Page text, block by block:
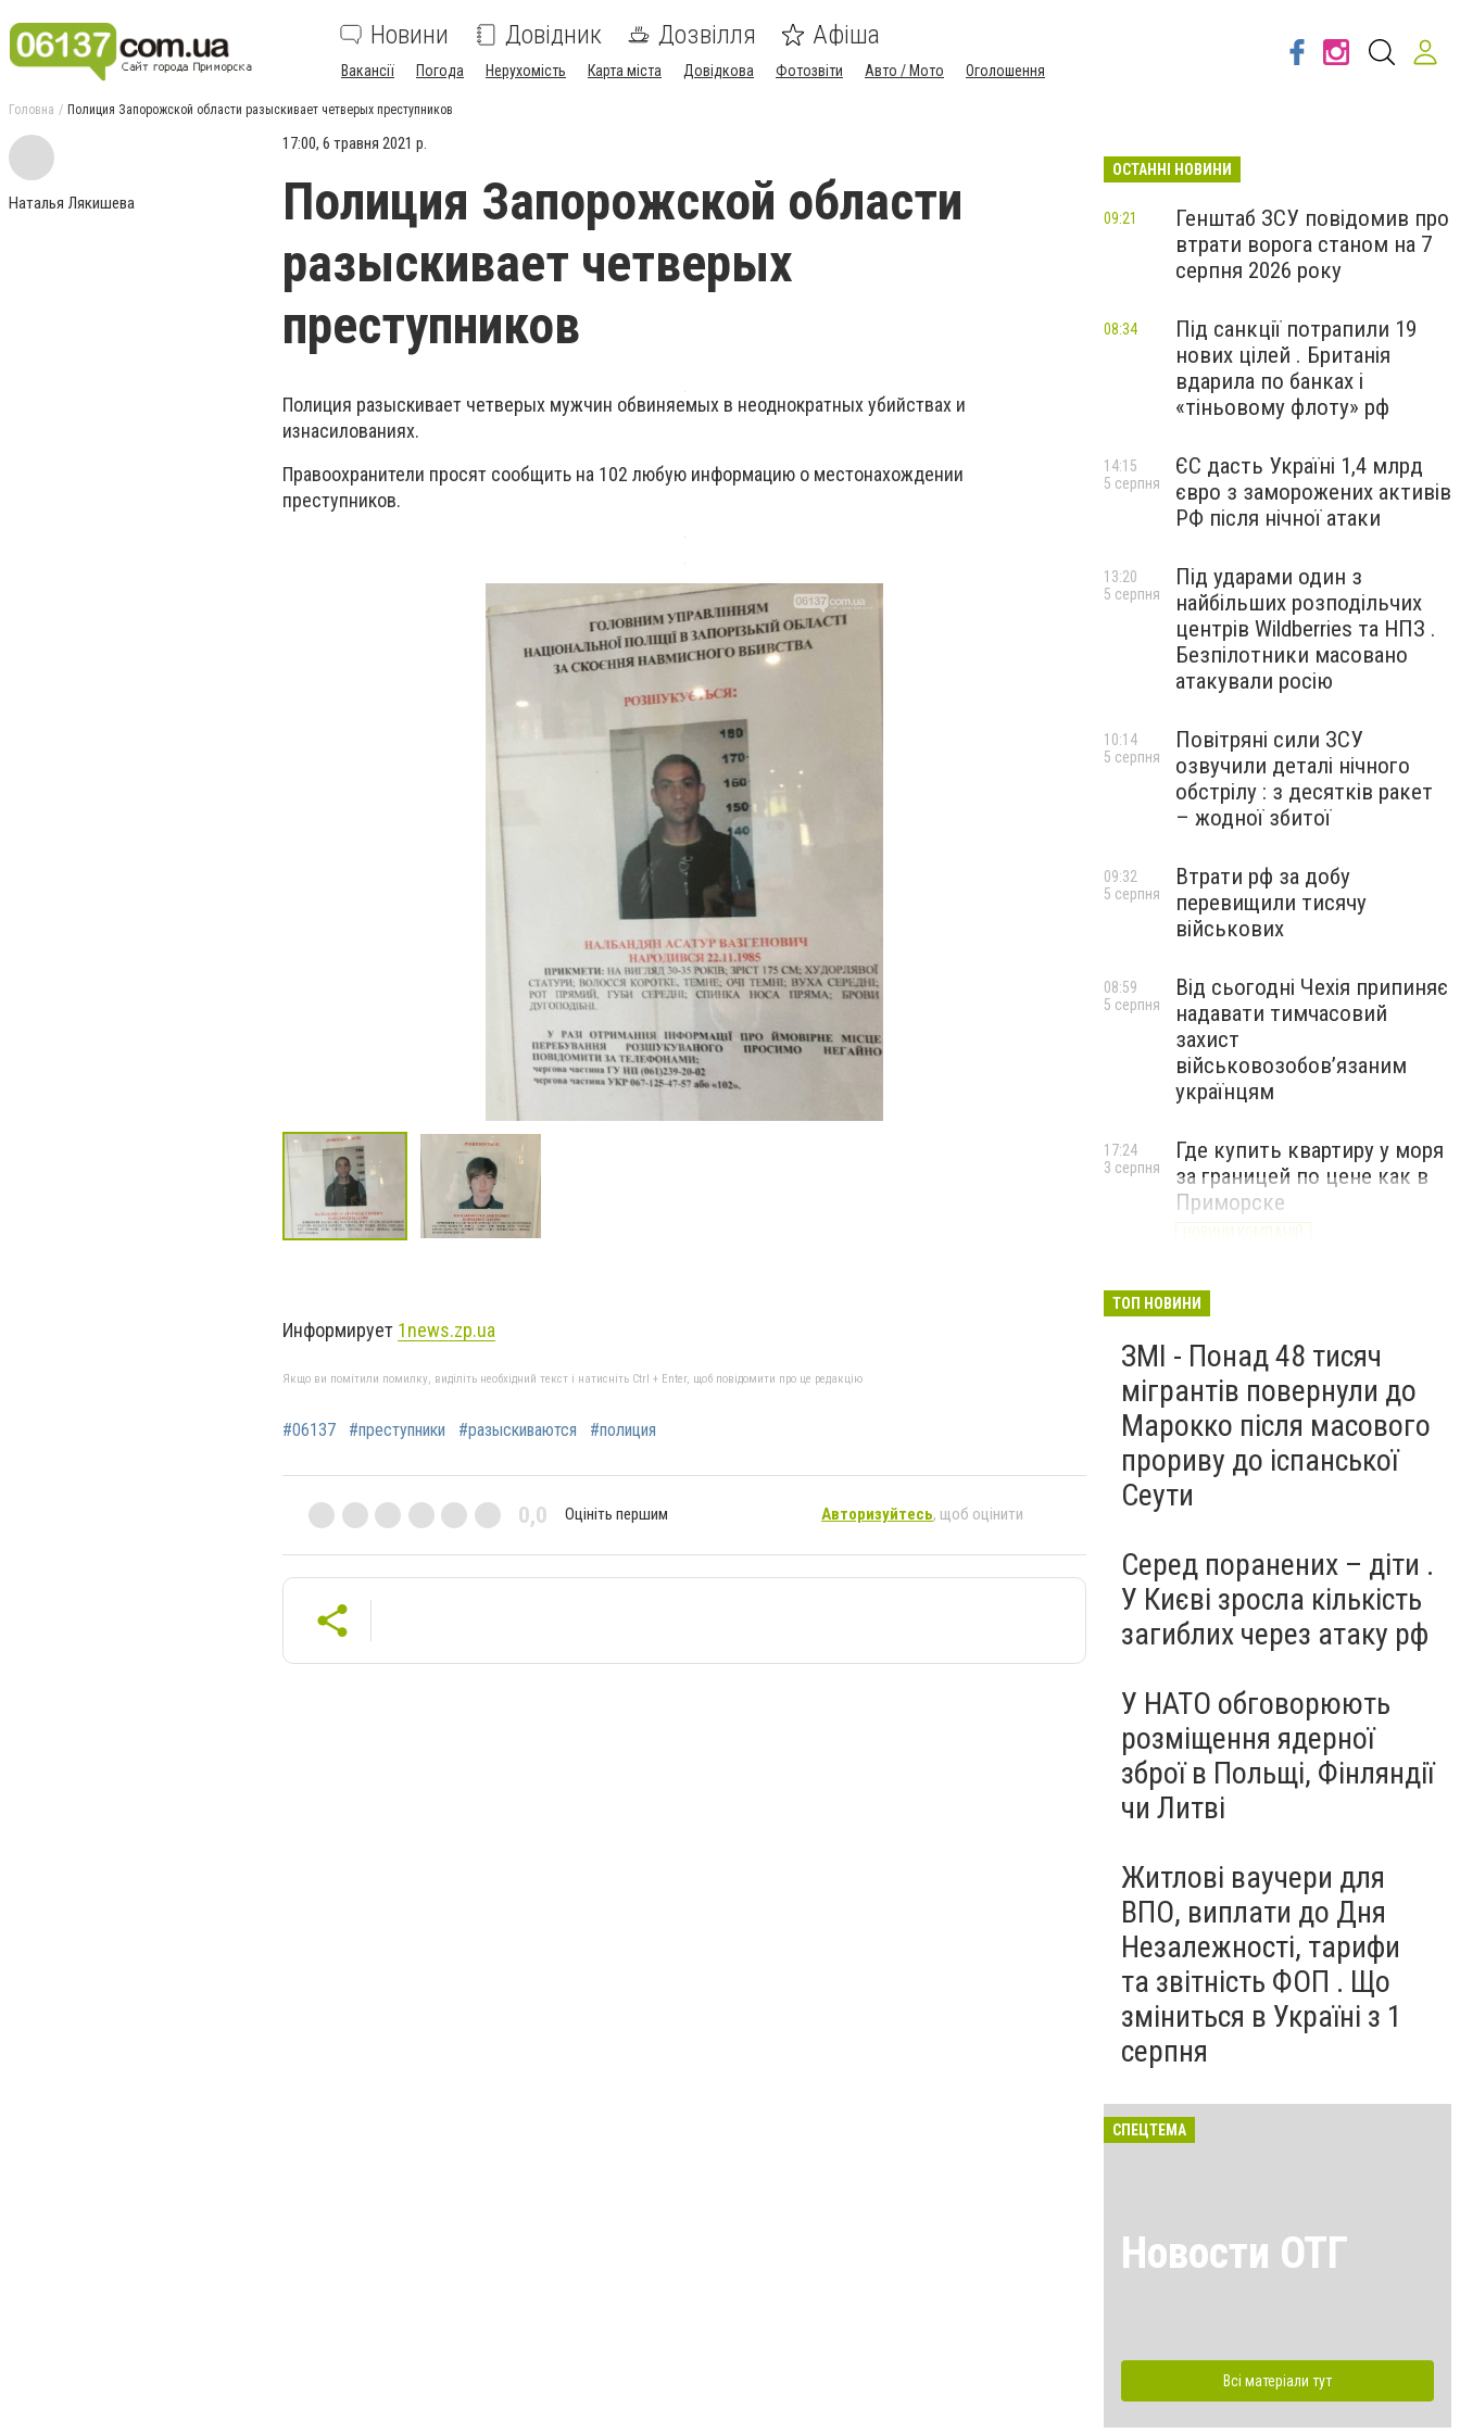
Новини Довідник Дозвілля Афіша
Вакансії Погода Нерухомість Карта міста Довідкова Фотозвіти Авто / Мото Оголошення
Головна Полиция Запорожской области разыскивает четверых преступников
Наталья Лякишева
17:00, 6 травня 2021 р.
Полиция Запорожской области
разыскивает четверых
преступников
Полиция разыскивает четверых мужчин обвиняемых в неоднократных убийствах и
изнасилованиях.
Правоохранители просят сообщить на 102 любую информацию о местонахождении
преступников.
Информирует 1news.zp.ua
Якщо ви помітили помилку, виділіть необхідний текст і натисніть Ctrl + Enter, щоб повідомити про це редакцію
#06137 #преступники #разыскиваются #полиция
0,0 Оцініть першим Авторизуйтесь, щоб оцінити
ОСТАННІ НОВИНИ
Генштаб ЗСУ повідомив про
втрати ворога станом на 7
серпня 2026 року
09:21
Під санкції потрапили 19
нових цілей . Британія
вдарила по банках і
«тіньовому флоту» рф
08:34
ЄС дасть Україні 1,4 млрд
євро з заморожених активів
РФ після нічної атаки
14:15
5 серпня
Під ударами один з
найбільших розподільчих
центрів Wildberries та НПЗ .
Безпілотники масовано
атакували росію
13:20
5 серпня
Повітряні сили ЗСУ
озвучили деталі нічного
обстрілу : з десятків ракет
– жодної збитої
10:14
5 серпня
Втрати рф за добу
перевищили тисячу
військових
09:32
5 серпня
Від сьогодні Чехія припиняє
надавати тимчасовий
захист
військовозобов’язаним
українцям
08:59
5 серпня
Где купить квартиру у моря
за границей по цене как в
Приморске
17:24
3 серпня
ТОП НОВИНИ
ЗМІ - Понад 48 тисяч
мігрантів повернули до
Марокко після масового
прориву до іспанської
Сеути
Серед поранених – діти .
У Києві зросла кількість
загиблих через атаку рф
У НАТО обговорюють
розміщення ядерної
зброї в Польщі, Фінляндії
чи Литві
Житлові ваучери для
ВПО, виплати до Дня
Незалежності, тарифи
та звітність ФОП . Що
зміниться в Україні з 1
серпня
СПЕЦТЕМА
Новости ОТГ
Всі матеріали тут